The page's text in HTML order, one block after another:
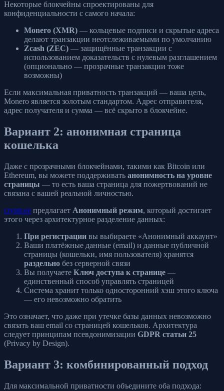
Некоторые блокчейны спроектированы для
конфиденциальности с самого начала:
Monero (XMR) — кольцевые подписи и скрытые адреса
делают транзакции неотслеживаемыми по умолчанию
Zcash (ZEC) — защищённые транзакции с
использованием доказательств с нулевым разглашением
(опционально — прозрачные транзакции тоже
возможны)
Если максимальная приватность транзакций — ваша цель,
Monero является золотым стандартом. Адрес отправителя,
адрес получателя и сумма — всё скрыто в блокчейне.
Вариант 2: анонимная страница
кошелька
Даже с прозрачными блокчейнами, такими как Bitcoin или
Ethereum, вы можете поддерживать анонимность на уровне
страницы — то есть ваша страница для пожертвований не
связана с вашей реальной личностью.
cryptr.ee предлагает Анонимный режим, который достигает
этого через архитектурное разделение данных:
При регистрации вы выбираете «Анонимный аккаунт»
Ваши платёжные данные (email) и данные публичной
страницы (кошельки, имя пользователя) хранятся
раздельно без серверной связи
Вы получаете Ключ доступа к странице —
единственный способ управлять страницей
Система хранит только односторонний хэш этого ключа
— его невозможно обратить
Это означает, что даже при утечке базы данных невозможно
связать ваш email со страницей кошельков. Архитектура
следует принципам псевдонимизации GDPR статьи 25
(Privacy by Design).
Вариант 3: комбинированный подход
Для максимальной приватности объедините оба подхода: